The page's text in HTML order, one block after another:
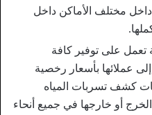
مختلف الأماكن داخل
تعمل على توفير كافة
إلى عملائها بأسعار رخصية
كشف تسربات المياه
أو خارجها في جميع أنحاء